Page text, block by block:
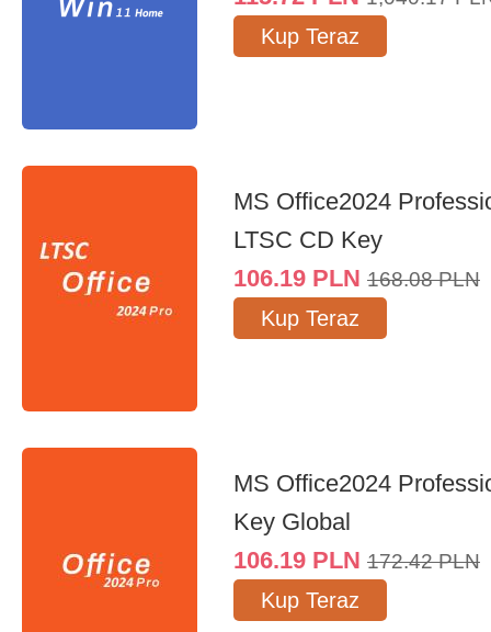
Kup Teraz
MS Office2024
LTSC CD Key
106.19 PLN 168.08 PLN
Kup Teraz
MS Office2024
Key Global
106.19 PLN 172.42 PLN
Kup Teraz